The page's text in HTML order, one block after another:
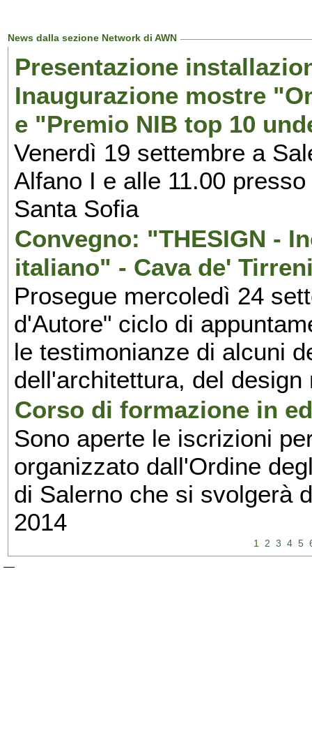
News dalla sezione Network di AWN
Presentazione
Inaugurazione mostre
e "Premio NIB top 10
Venerdì 19 settembre a
Alfano I e alle 11.00
Santa Sofia
Convegno: "THESIGN -
italiano" - Cava de'
Prosegue mercoledì 24
d'Autore" ciclo di
le testimonianze di alcuni
dell'architettura, del
Corso di formazione in
Sono aperte le iscrizioni
organizzato dall'Ordine
di Salerno che si svolgerà
2014
1 2 3 4 5